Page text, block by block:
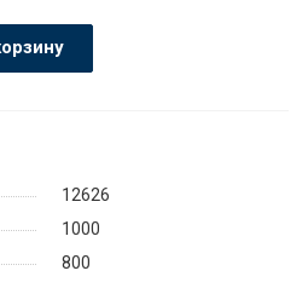
12626
1000
800